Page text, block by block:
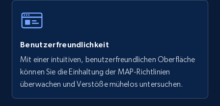
Benutzerfreundlichkeit
Mit einer intuitiven, benutzerfreundlichen Oberfläche
können Sie die Einhaltung der MAP-Richtlinien
überwachen und Verstöße mühelos untersuchen.